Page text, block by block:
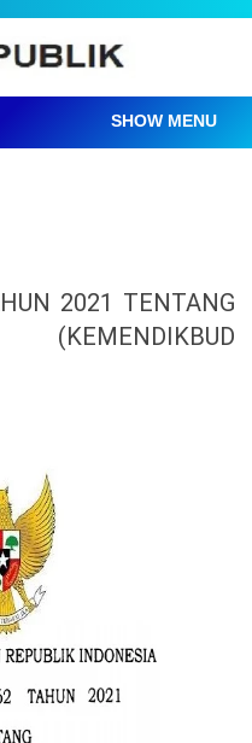
SHOW MENU
2021 TENTANG
(KEMENDIKBUD